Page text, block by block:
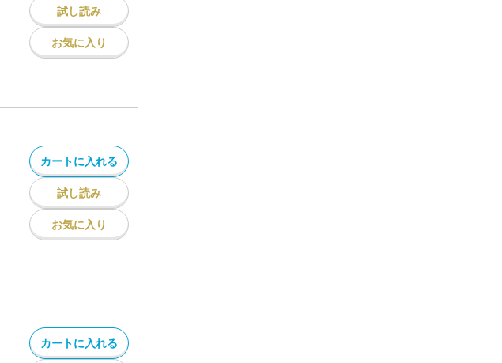
試し読み
お気に入り
カートに入れる
試し読み
お気に入り
カートに入れる